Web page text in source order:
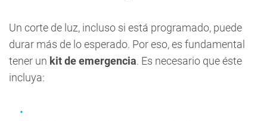
Un corte de luz, incluso si está programado, puede
durar más de lo esperado. Por eso, es fundamental
tener un kit de emergencia. Es necesario que éste
incluya: